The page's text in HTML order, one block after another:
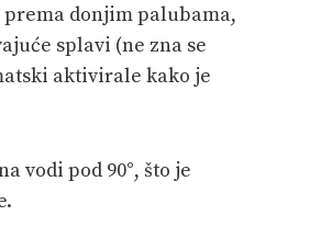
donjim palubama,
splavi (ne zna se
aktivirale kako je
vodi pod 90°, što je